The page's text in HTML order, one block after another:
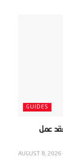
GUIDES
عمل